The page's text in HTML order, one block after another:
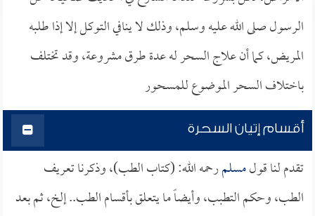
الرسول صلى الله عليه وسلم، وذلك لا ينافي التوكل إلا إذا طلبه
المريض، كما أن علاج السحر له عدة طرق مشروعة، وقد تختلف
باختلاف السحر الموضوع للمسحور
أقسام إتيان السحرة
تقدم لنا قولمسلمرحمه الله: (كتاب الطب)، وذكرنا تعريف
الطب، وحكم التطبب، وأيضاً ما يتعلق بأقسام الطب.. إلخ، ثم بعد